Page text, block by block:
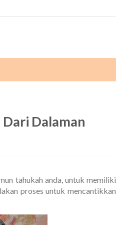
Dalaman
tahukah anda, untuk memiliki
proses untuk mencantikkan